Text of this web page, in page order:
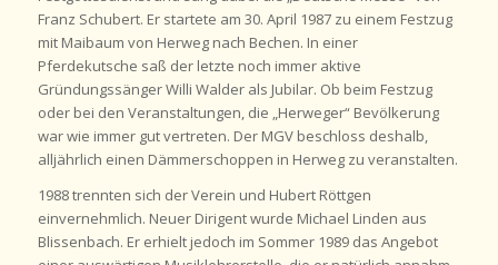
Franz Schubert. Er startete am 30. April 1987 zu einem Festzug
mit Maibaum von Herweg nach Bechen. In einer
Pferdekutsche saß der letzte noch immer aktive
Gründungssänger Willi Walder als Jubilar. Ob beim Festzug
oder bei den Veranstaltungen, die „Herweger“ Bevölkerung
war wie immer gut vertreten. Der MGV beschloss deshalb,
alljährlich einen Dämmerschoppen in Herweg zu veranstalten.
1988 trennten sich der Verein und Hubert Röttgen
einvernehmlich. Neuer Dirigent wurde Michael Linden aus
Blissenbach. Er erhielt jedoch im Sommer 1989 das Angebot